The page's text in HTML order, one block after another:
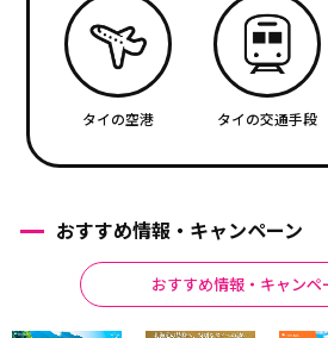
タイの空港 タイの交通手段
おすすめ情報・キャンペーン
おすすめ情報・キャンペ